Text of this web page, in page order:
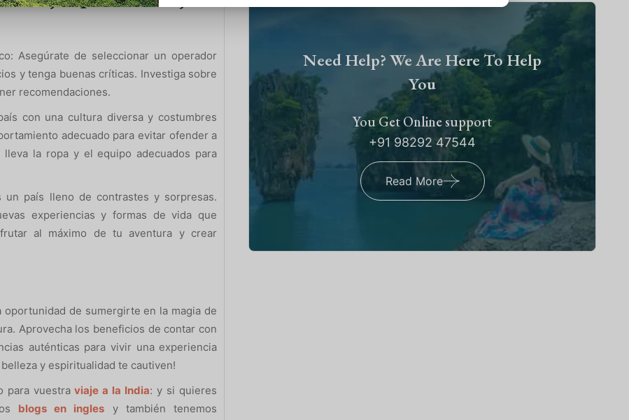
Asegúrate de seleccionar un operador
y tenga buenas críticas. Investiga sobre
recomendaciones.
con una cultura diversa y costumbres
adecuado para evitar ofender a
la ropa y el equipo adecuados para
un país lleno de contrastes y sorpresas.
experiencias y formas de vida que
al máximo de tu aventura y crear
de sumergirte en la magia de
Aprovecha los beneficios de contar con
auténticas para vivir una experiencia
y espiritualidad te cautiven!
para vuestraviaje a la India: y si quieres
blogs en ingles y también tenemos
Need Help? We Are Here To Help
You
You Get Online support
+91 98292 47544
Read More